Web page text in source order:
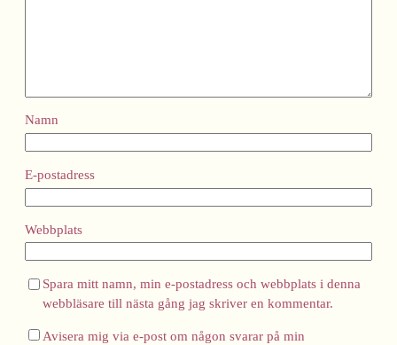
Namn
E-postadress
Webbplats
Spara mitt namn, min e-postadress och webbplats i denna
webbläsare till nästa gång jag skriver en kommentar.
Avisera mig via e-post om någon svarar på min